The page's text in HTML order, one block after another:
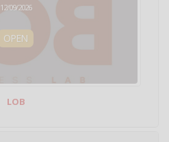
12/09/2026
OPEN
LOB